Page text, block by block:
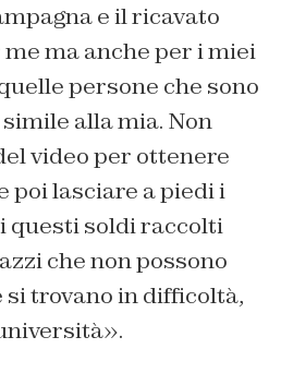
e il ricavato
ma anche per i miei
persone che sono
alla mia. Non
video per ottenere
poi lasciare a piedi i
questi soldi raccolti
che non possono
si trovano in difficoltà,